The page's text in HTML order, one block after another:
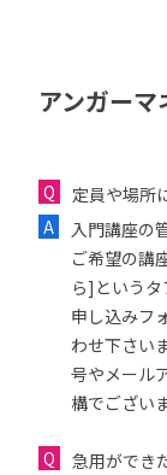
アンガー
定員や場所
入門講座の
ご希望の講
ら]という
申し込みフ
わせ下さい
号やメール
構でござい
急用ができ